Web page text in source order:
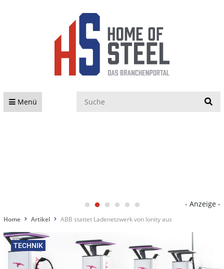
Menü
- Anzeige -
Home Artikel ABB stattet Ladenetzwerk von Ionity aus
TECHNIK